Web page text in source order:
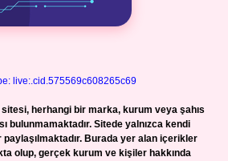
live:.cid.575569c608265c69
herhangi bir marka, kurum veya şahıs
bulunmamaktadır. Sitede yalnızca kendi
paylaşılmaktadır. Burada yer alan içerikler
olup, gerçek kurum ve kişiler hakkında